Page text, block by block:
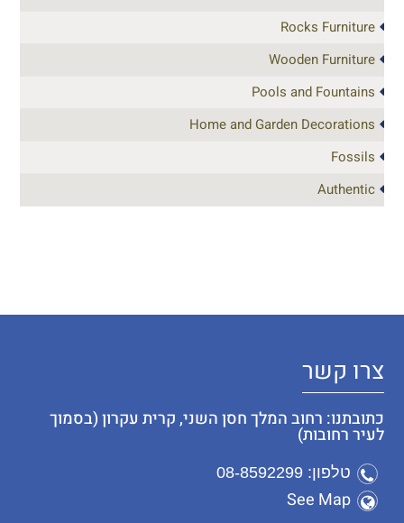
Rocks Furniture
Wooden Furniture
Pools and Fountains
Home and Garden Decorations
Fossils
Authentic
צרו קשר
כתובתנו: רחוב המלך חסן השני, קרית עקרון (בסמוך
לעיר רחובות)
טלפון: 08-8592299
See Map